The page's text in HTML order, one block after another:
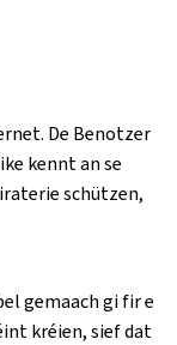
De Benotzer
kennt an se
schützen,
gemaach gi fir e
kréien, sief dat